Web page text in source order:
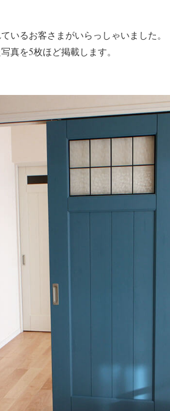
いるお客さまがいらっしゃいました。
真を5枚ほど掲載します。